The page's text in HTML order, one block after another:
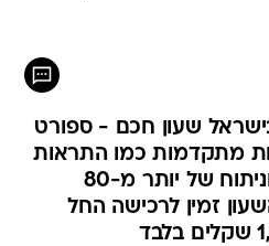
שעון חכם - ספורט
מתקדמות כמו התראות
מהסמארטפון, ומעקב וניתוח של יותר מ-80
זמין לרכישה החל